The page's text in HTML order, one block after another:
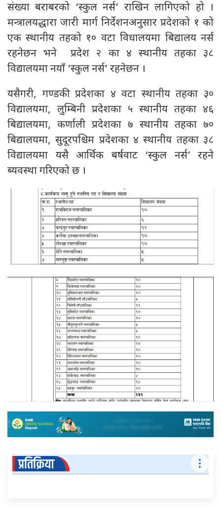
संख्या बराबरको ‘स्कुल नर्स’ राखिन लागिएको हो ।
मन्त्रालयद्धारा जारी मार्ग निर्देशनअनुसार प्रदेशको १ को
एक स्थानीय तहको १० वटा विधालयमा बिद्यालय नर्स
रहनेछन भने प्रदेश २ का ४ स्थानीय तहका ३८
विद्यालयमा नयाँ ‘स्कुल नर्स’ रहनेछन ।
यसैगरी, गण्डकी प्रदेशका ४ वटा स्थानीय तहका ३०
विद्यालयमा, लुम्बिनी प्रदेशका ५ स्थानीय तहका ४६
बिद्यालयमा, कर्णाली प्रदेशका ७ स्थानीय तहका ७०
बिद्यालयमा, सुदूरपश्चिम प्रदेशका ४ स्थानीय तहका ३८
विद्यालयमा यसै आर्थिक बर्षवाट ‘स्कुल नर्स’ रहने
ब्यवस्था गरिएको छ ।
प्रतिक्रिया